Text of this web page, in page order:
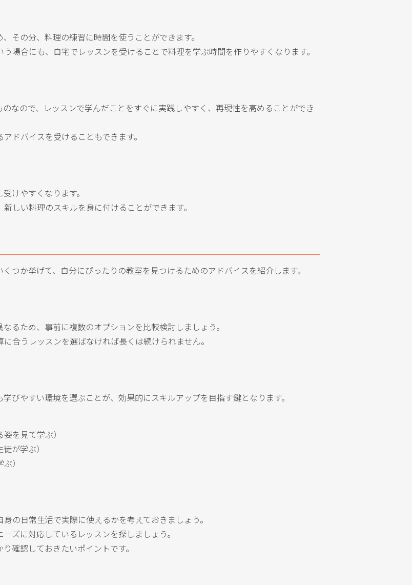
その分、料理の練習に時間を使うことができます。
場合にも、自宅でレッスンを受けることで料理を学ぶ時間を作りやすくなります。
なので、レッスンで学んだことをすぐに実践しやすく、再現性を高めることができ
ドバイスを受けることもできます。
けやすくなります。
しい料理のスキルを身に付けることができます。
つか挙げて、自分にぴったりの教室を見つけるためのアドバイスを紹介します。
るため、事前に複数のオプションを比較検討しましょう。
合うレッスンを選ばなければ長くは続けられません。
びやすい環境を選ぶことが、効果的にスキルアップを目指す鍵となります。
を見て学ぶ）
が学ぶ）
）
の日常生活で実際に使えるかを考えておきましょう。
ズに対応しているレッスンを探しましょう。
確認しておきたいポイントです。